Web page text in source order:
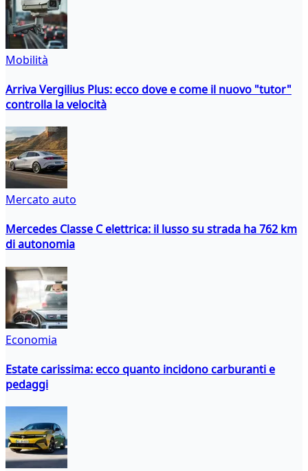
Mobilità
Arriva Vergilius Plus: ecco dove e come il nuovo "tutor"
controlla la velocità
Mercato auto
Mercedes Classe C elettrica: il lusso su strada ha 762 km
di autonomia
Economia
Estate carissima: ecco quanto incidono carburanti e
pedaggi